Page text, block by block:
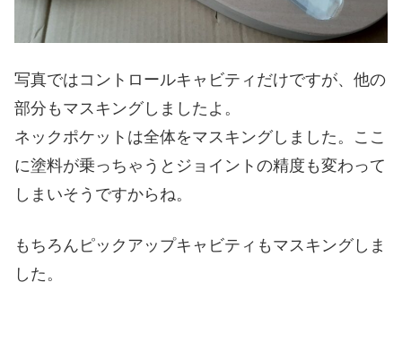
写真ではコントロールキャビティだけですが、他の
部分もマスキングしましたよ。
ネックポケットは全体をマスキングしました。ここ
に塗料が乗っちゃうとジョイントの精度も変わって
しまいそうですからね。
もちろんピックアップキャビティもマスキングしま
した。